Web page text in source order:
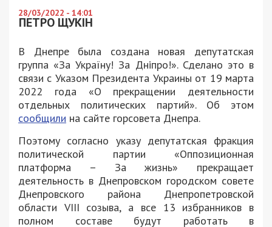
28/03/2022 - 14:01
ПЕТРО ЩУКІН
В Днепре была создана новая депутатская
группа «За Україну! За Дніпро!». Сделано это в
связи с Указом Президента Украины от 19 марта
2022 года «О прекращении деятельности
отдельных политических партий». Об этом
сообщили на сайте горсовета Днепра.
Поэтому согласно указу депутатская фракция
политической партии «Оппозиционная
платформа – За жизнь» прекращает
деятельность в Днепровском городском совете
Днепровского района Днепропетровской
области VIII созыва, а все 13 избранников в
полном составе будут работать в